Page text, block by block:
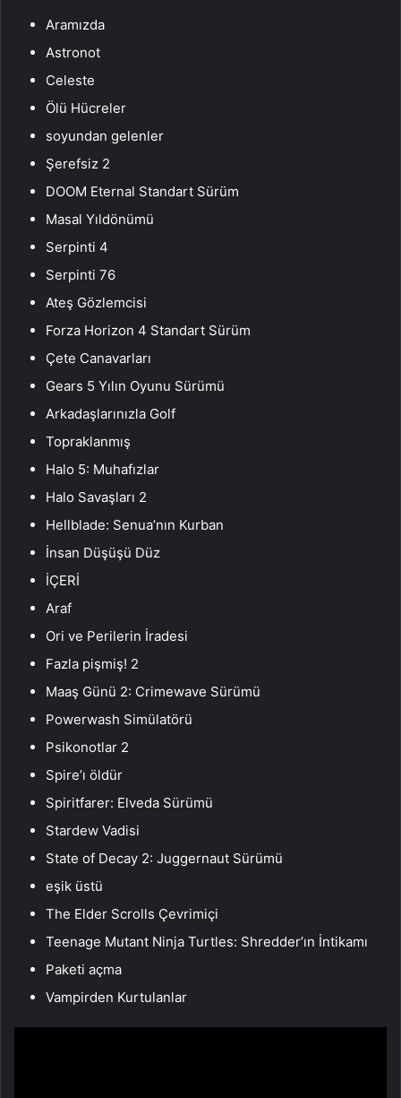
Aramızda
Astronot
Celeste
Ölü Hücreler
soyundan gelenler
Şerefsiz 2
DOOM Eternal Standart Sürüm
Masal Yıldönümü
Serpinti 4
Serpinti 76
Ateş Gözlemcisi
Forza Horizon 4 Standart Sürüm
Çete Canavarları
Gears 5 Yılın Oyunu Sürümü
Arkadaşlarınızla Golf
Topraklanmış
Halo 5: Muhafızlar
Halo Savaşları 2
Hellblade: Senua’nın Kurban
İnsan Düşüşü Düz
İÇERİ
Araf
Ori ve Perilerin İradesi
Fazla pişmiş! 2
Maaş Günü 2: Crimewave Sürümü
Powerwash Simülatörü
Psikonotlar 2
Spire’ı öldür
Spiritfarer: Elveda Sürümü
Stardew Vadisi
State of Decay 2: Juggernaut Sürümü
eşik üstü
The Elder Scrolls Çevrimiçi
Teenage Mutant Ninja Turtles: Shredder’ın İntikamı
Paketi açma
Vampirden Kurtulanlar